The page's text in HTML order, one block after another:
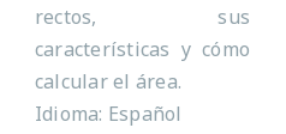
rectos, sus
características y cómo
calcular el área.
Idioma: Español